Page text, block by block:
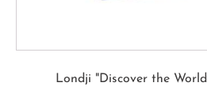
Londji "Discover the